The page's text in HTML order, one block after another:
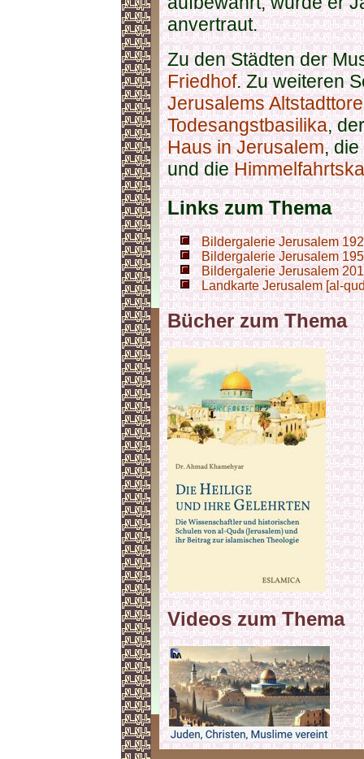
anvertraut.
Zu den Städten der
Friedhof. Zu weiteren
Jerusalems Altstadttore
Todesangstbasilika,
Haus in Jerusalem, die
und die
Links zum Thema
Bildergalerie Jerusalem
Bildergalerie Jerusalem
Bildergalerie Jerusalem
Landkarte Jerusalem [al-
Bücher zum Thema
Videos zum Thema